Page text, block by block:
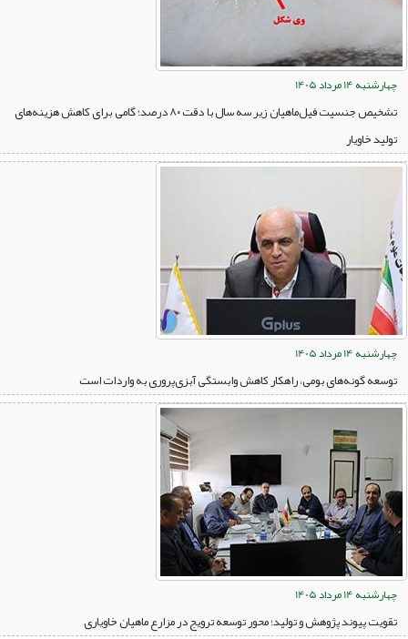
چهارشنبه 14 مرداد 1405
تشخیص جنسیت فیل‌ماهیان زیر سه سال با دقت ۸۰ درصد؛ گامی برای کاهش هزینه‌های
تولید خاویار
چهارشنبه 14 مرداد 1405
توسعه گونه‌های بومی، راهکار کاهش وابستگی آبزی‌پروری به واردات است
چهارشنبه 14 مرداد 1405
تقویت پیوند پژوهش و تولید؛ محور توسعه ترویج در مزارع ماهیان خاویاری